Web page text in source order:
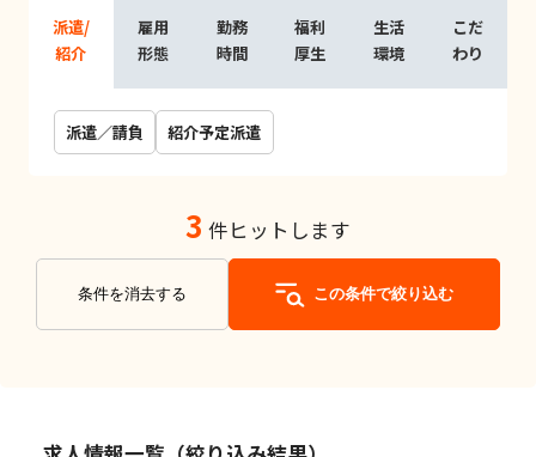
派遣/
紹介
雇用
形態
勤務
時間
福利
厚生
生活
環境
こだ
わり
派遣／請負 紹介予定派遣
3 件ヒットします
条件を消去する この条件で絞り込む